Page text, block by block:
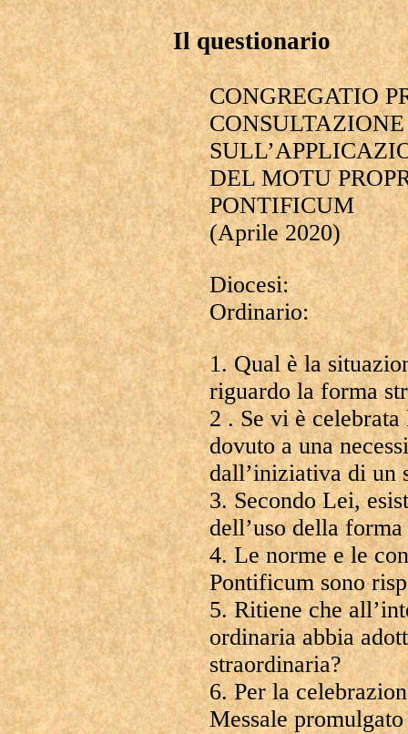
Il questionario
CONGREGATIO
DEL MOTU
PONTIFICUM
(Aprile 2020)
Diocesi:
Ordinario:
1. Qual è la
riguardo la forma
2 . Se vi è
dovuto a una
dall’iniziativa di un
3. Secondo Lei,
dell’uso della
4. Le norme e le
Pontificum sono
5. Ritiene che
ordinaria abbia
straordinaria?
6. Per la
Messale